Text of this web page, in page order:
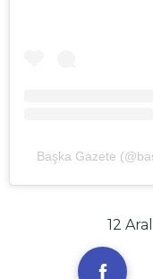
Başka Gazete
12